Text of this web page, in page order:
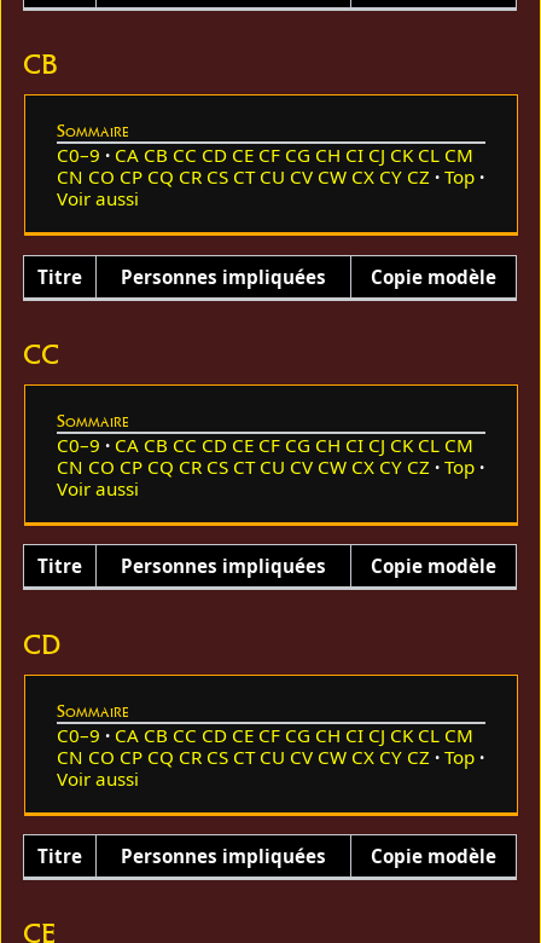
CB
Sommaire
C0–9 CA CB CC CD CE CF CG CH CI CJ CK CL CM
CN CO CP CQ CR CS CT CU CV CW CX CY CZ
Top
Voir aussi
Titre Personnes impliquées Copie modèle
CC
Sommaire
C0–9 CA CB CC CD CE CF CG CH CI CJ CK CL CM
CN CO CP CQ CR CS CT CU CV CW CX CY CZ
Top
Voir aussi
Titre Personnes impliquées Copie modèle
CD
Sommaire
C0–9 CA CB CC CD CE CF CG CH CI CJ CK CL CM
CN CO CP CQ CR CS CT CU CV CW CX CY CZ
Top
Voir aussi
Titre Personnes impliquées Copie modèle
CE